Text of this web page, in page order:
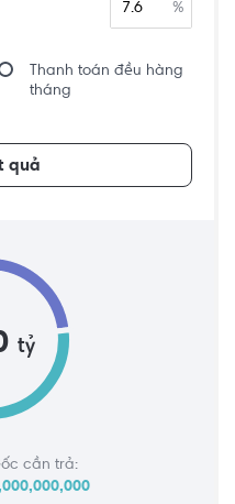
%
Thanh toán đều hàng
tháng
quả
tỷ
cần trả: